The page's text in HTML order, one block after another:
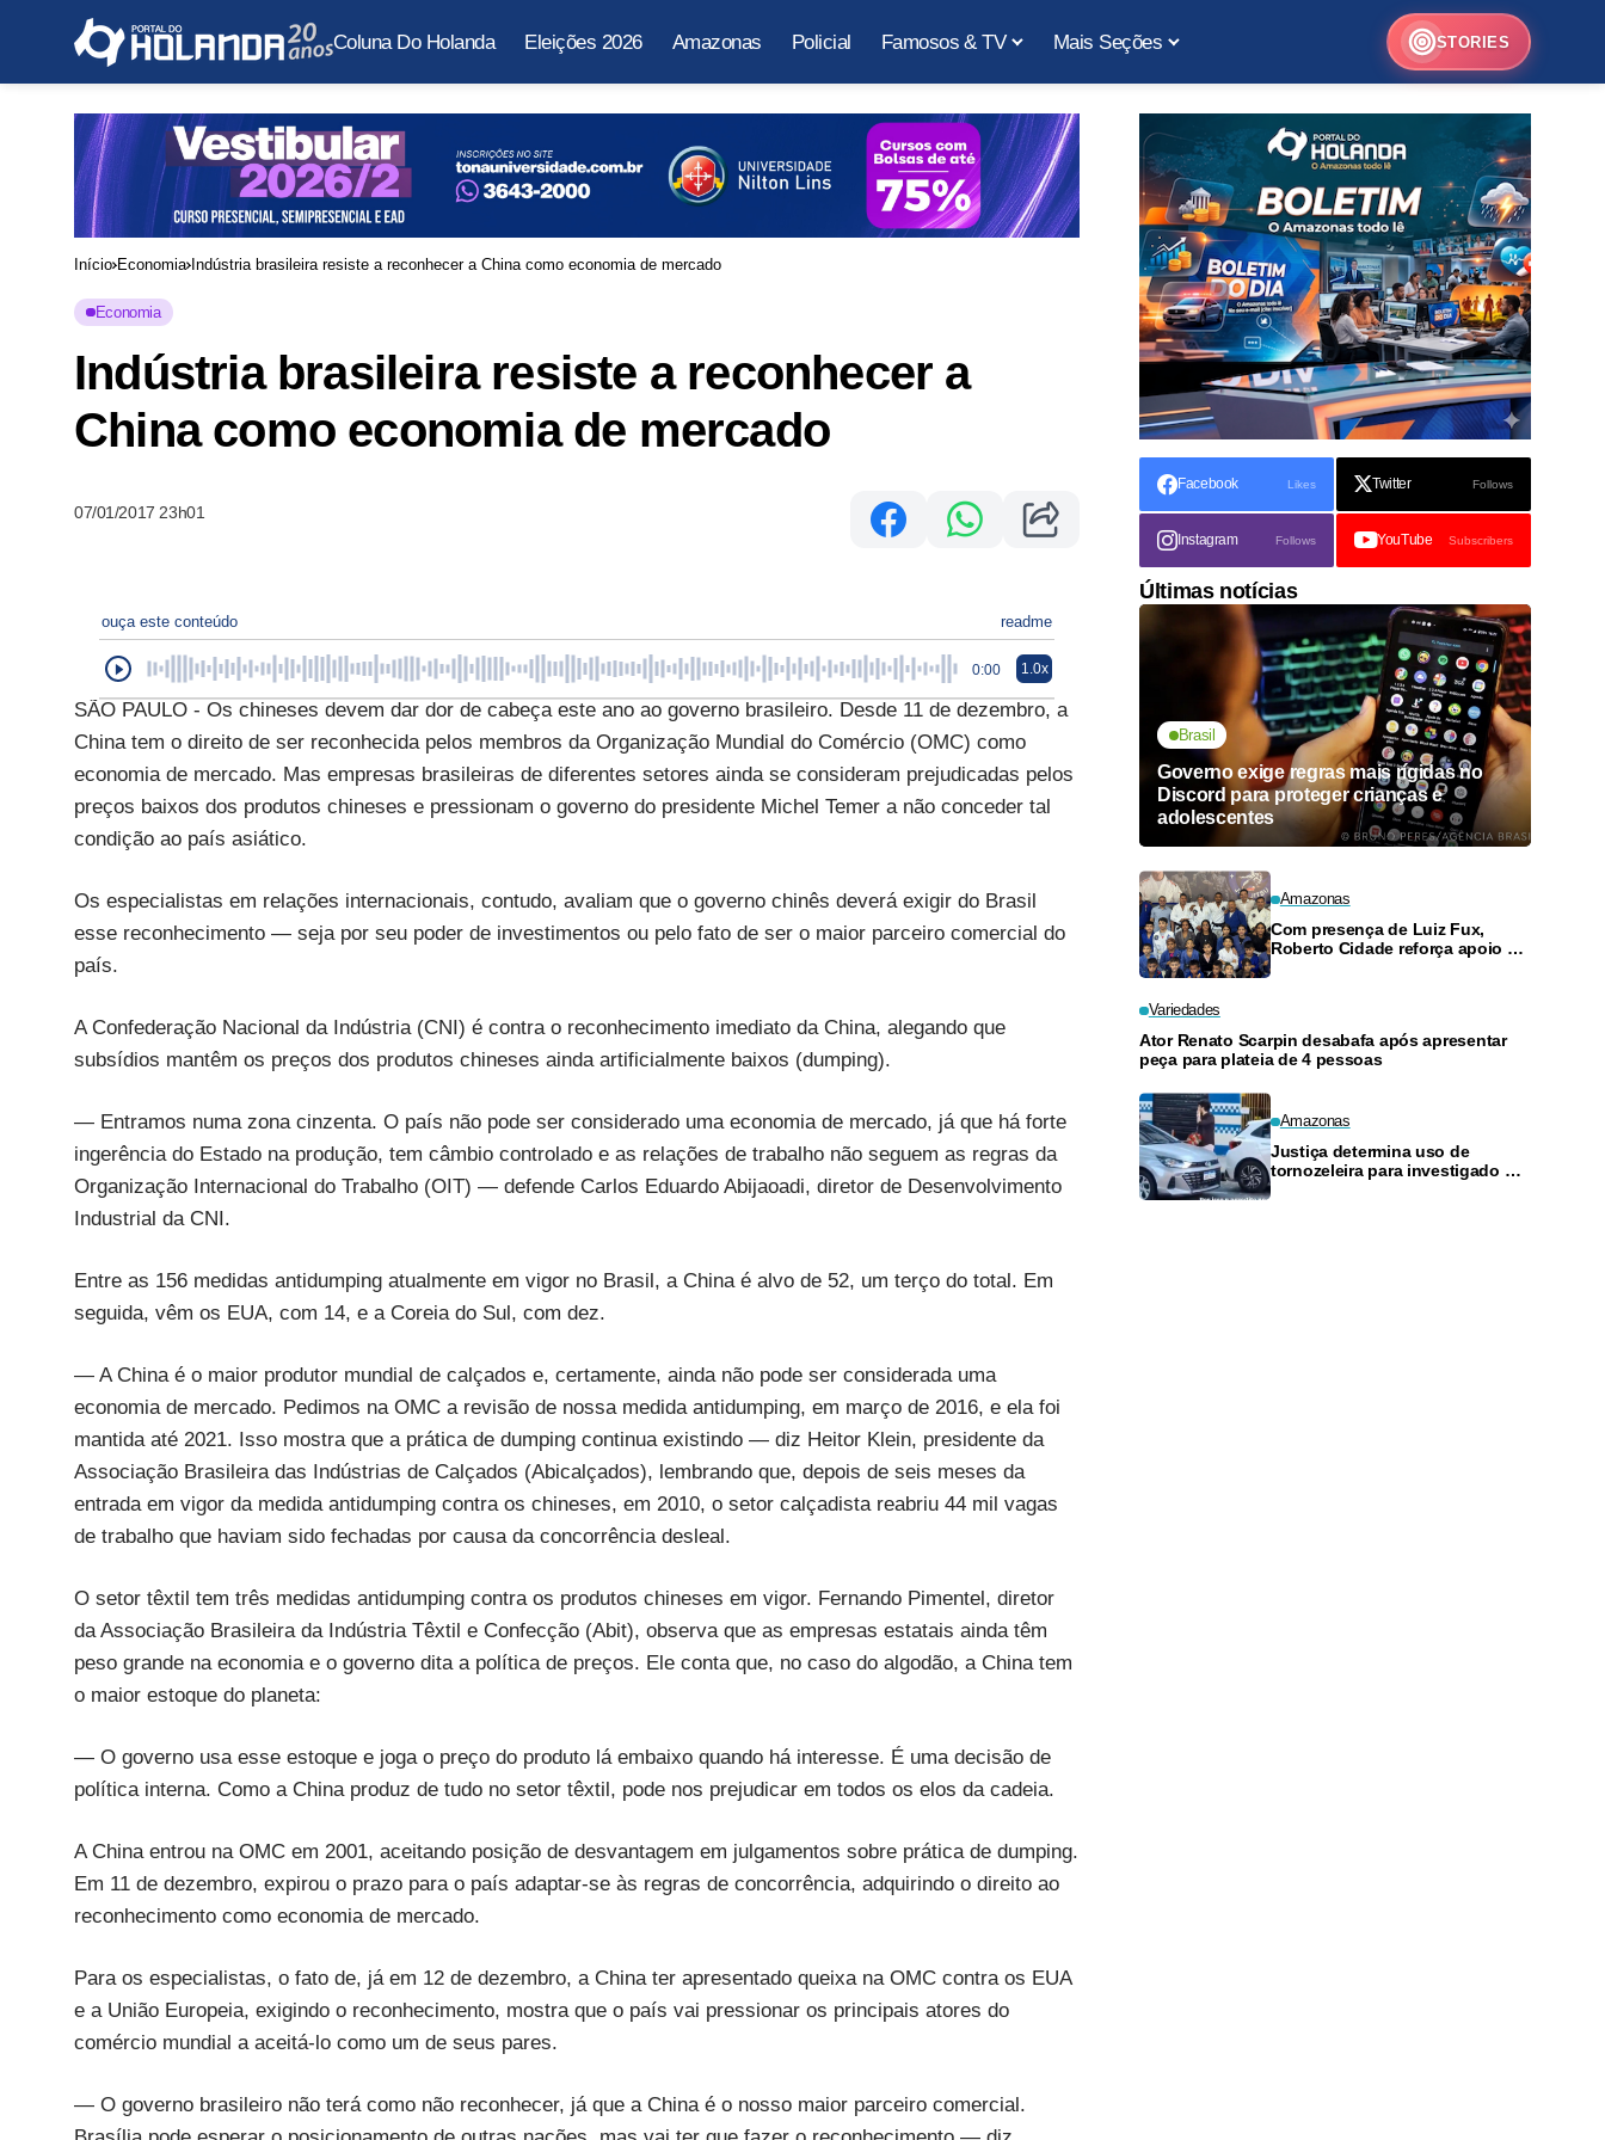
Coluna Do Holanda Eleições 2026 Amazonas Policial Famosos & TV Mais Seções STORIES
Início Economia Indústria brasileira resiste a reconhecer a China como economia de mercado
Economia
Indústria brasileira resiste a reconhecer a
China como economia de mercado
07/01/2017 23h01
ouça este conteúdo readme
0:00 1.0x
SÃO PAULO - Os chineses devem dar dor de cabeça este ano ao governo brasileiro. Desde 11 de dezembro, a
China tem o direito de ser reconhecida pelos membros da Organização Mundial do Comércio (OMC) como
economia de mercado. Mas empresas brasileiras de diferentes setores ainda se consideram prejudicadas pelos
preços baixos dos produtos chineses e pressionam o governo do presidente Michel Temer a não conceder tal
condição ao país asiático.
Os especialistas em relações internacionais, contudo, avaliam que o governo chinês deverá exigir do Brasil
esse reconhecimento — seja por seu poder de investimentos ou pelo fato de ser o maior parceiro comercial do
país.
A Confederação Nacional da Indústria (CNI) é contra o reconhecimento imediato da China, alegando que
subsídios mantêm os preços dos produtos chineses ainda artificialmente baixos (dumping).
— Entramos numa zona cinzenta. O país não pode ser considerado uma economia de mercado, já que há forte
ingerência do Estado na produção, tem câmbio controlado e as relações de trabalho não seguem as regras da
Organização Internacional do Trabalho (OIT) — defende Carlos Eduardo Abijaoadi, diretor de Desenvolvimento
Industrial da CNI.
Entre as 156 medidas antidumping atualmente em vigor no Brasil, a China é alvo de 52, um terço do total. Em
seguida, vêm os EUA, com 14, e a Coreia do Sul, com dez.
— A China é o maior produtor mundial de calçados e, certamente, ainda não pode ser considerada uma
economia de mercado. Pedimos na OMC a revisão de nossa medida antidumping, em março de 2016, e ela foi
mantida até 2021. Isso mostra que a prática de dumping continua existindo — diz Heitor Klein, presidente da
Associação Brasileira das Indústrias de Calçados (Abicalçados), lembrando que, depois de seis meses da
entrada em vigor da medida antidumping contra os chineses, em 2010, o setor calçadista reabriu 44 mil vagas
de trabalho que haviam sido fechadas por causa da concorrência desleal.
O setor têxtil tem três medidas antidumping contra os produtos chineses em vigor. Fernando Pimentel, diretor
da Associação Brasileira da Indústria Têxtil e Confecção (Abit), observa que as empresas estatais ainda têm
peso grande na economia e o governo dita a política de preços. Ele conta que, no caso do algodão, a China tem
o maior estoque do planeta:
— O governo usa esse estoque e joga o preço do produto lá embaixo quando há interesse. É uma decisão de
política interna. Como a China produz de tudo no setor têxtil, pode nos prejudicar em todos os elos da cadeia.
A China entrou na OMC em 2001, aceitando posição de desvantagem em julgamentos sobre prática de dumping.
Em 11 de dezembro, expirou o prazo para o país adaptar-se às regras de concorrência, adquirindo o direito ao
reconhecimento como economia de mercado.
Para os especialistas, o fato de, já em 12 de dezembro, a China ter apresentado queixa na OMC contra os EUA
e a União Europeia, exigindo o reconhecimento, mostra que o país vai pressionar os principais atores do
comércio mundial a aceitá-lo como um de seus pares.
— O governo brasileiro não terá como não reconhecer, já que a China é o nosso maior parceiro comercial.
Facebook Likes Twitter Follows
Instagram Follows YouTube Subscribers
Últimas notícias
Brasil
Governo exige regras mais rígidas no
Discord para proteger crianças e
adolescentes
Amazonas
Com presença de Luiz Fux,
Roberto Cidade reforça apoio a
Variedades
Ator Renato Scarpin desabafa após apresentar
peça para plateia de 4 pessoas
Amazonas
Justiça determina uso de
tornozeleira para investigado por